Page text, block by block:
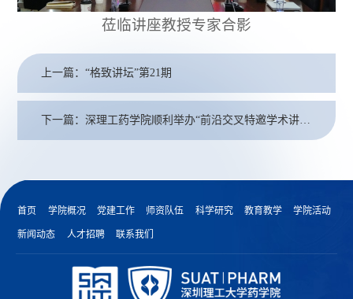
莅临讲座教授专家合影
上一篇：“格致讲坛”第21期
首页 学院概况 党建工作 师资队伍 科学研究 教育教学 学院活动
新闻动态 人才招聘 联系我们